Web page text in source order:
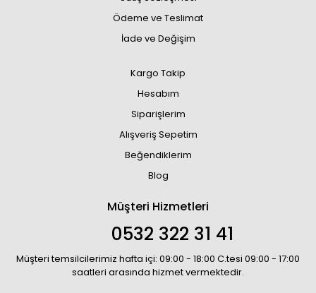
Ödeme ve Teslimat
İade ve Değişim
Kargo Takip
Hesabım
Siparişlerim
Alışveriş Sepetim
Beğendiklerim
Blog
Müşteri Hizmetleri
0532 322 31 41
Müşteri temsilcilerimiz hafta içi: 09:00 - 18:00 C.tesi 09:00 - 17:00
saatleri arasında hizmet vermektedir.